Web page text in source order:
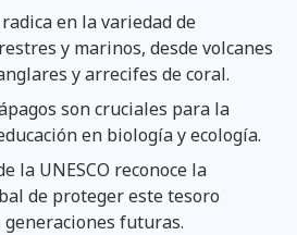
en la variedad de
y marinos, desde volcanes
y arrecifes de coral.
son cruciales para la
en biología y ecología.
la UNESCO reconoce la
de proteger este tesoro
futuras.